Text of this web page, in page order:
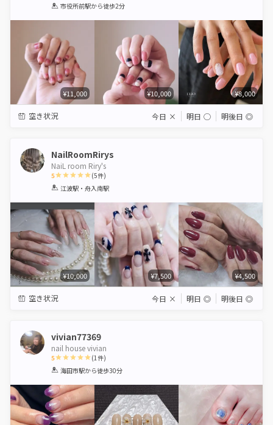
1 2 3 4 5
市役所前駅から徒歩2分
¥11,000 ¥10,000 ¥8,000
空き状況 今日 × 明日 ◯ 明後日 ◎
NailRoomRirys
NaiL room Riry's
5
1 2 3 4 5
(5件)
江波駅・舟入南駅
¥10,000 ¥7,500 ¥4,500
空き状況 今日 × 明日 ◎ 明後日 ◎
vivian77369
nail house vivian
5
1 2 3 4 5
(1件)
海田市駅から徒歩30分